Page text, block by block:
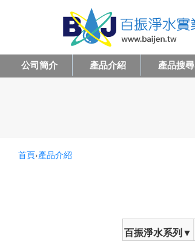
公司簡介 產品介紹 產品搜尋
首頁›產品介紹
百振淨水系列▼